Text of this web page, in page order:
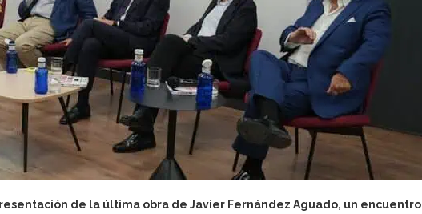
de la última obra de Javier Fernández Aguado, un encuentro